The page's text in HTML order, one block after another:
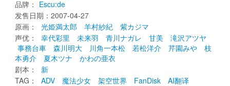
品牌： Escu:de
发售日期：2007-04-27
原画：
光姫満太郎 羊村紗紀
紫カジマ
声优：
幸代彩里 未来羽 青川ナガレ 甘美
滝沢アツヤ
事務台車
森川明大 川角一本松 若松洋介 芹園みや
枝
本勇介
夏木ツナ
かわの亜衣
剧本：
新
TAG：
ADV 魔法少女 架空世界 FanDisk AI翻译